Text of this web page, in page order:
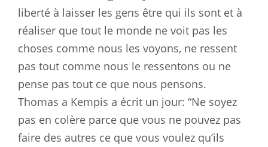
liberté à laisser les gens être qui ils sont et à
réaliser que tout le monde ne voit pas les
choses comme nous les voyons, ne ressent
pas tout comme nous le ressentons ou ne
pense pas tout ce que nous pensons.
Thomas a Kempis a écrit un jour: “Ne soyez
pas en colère parce que vous ne pouvez pas
faire des autres ce que vous voulez qu’ils